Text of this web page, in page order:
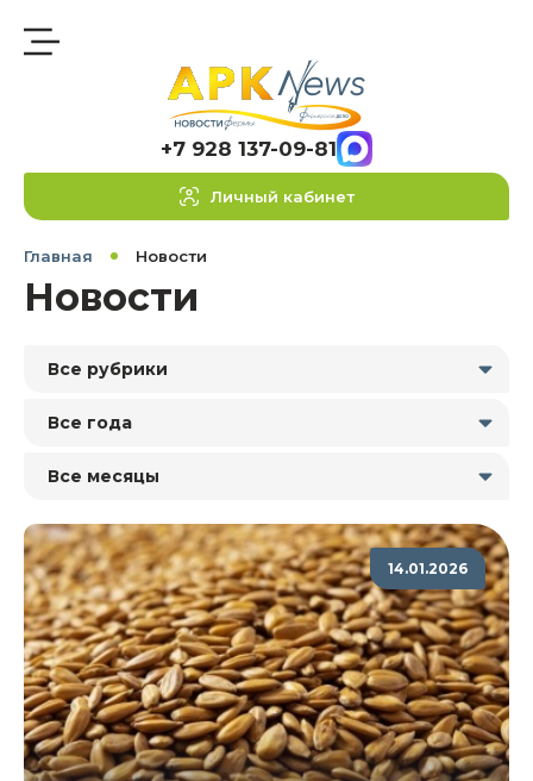
+7 928 137-09-81
Личный кабинет
Главная Новости
Новости
Все рубрики
Все года
Все месяцы
14.01.2026